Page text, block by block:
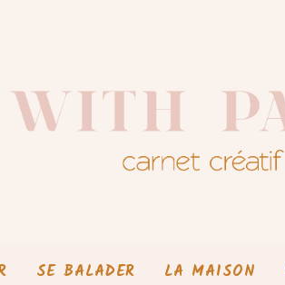
SE BALADER LA MAISON